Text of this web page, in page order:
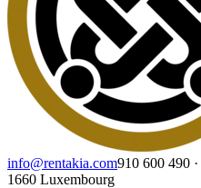
info@rentakia.com910 600 490 ·
1660 Luxembourg